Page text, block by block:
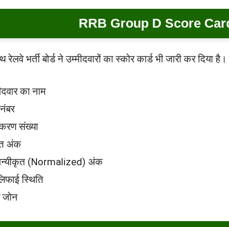
RRB Group D Score
भर्ती बोर्ड ने उम्मीदवारों का स्कोर कार्ड भी जारी कर दिया
का नाम
संख्या
अंक
(Normalized) अंक
स्थिति
जोन